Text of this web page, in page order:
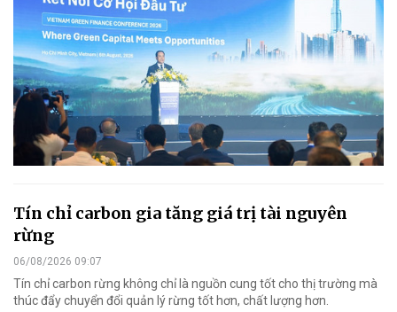
Tín chỉ carbon gia tăng giá trị tài nguyên
rừng
06/08/2026 09:07
Tín chỉ carbon rừng không chỉ là nguồn cung tốt cho thị trường mà
thúc đẩy chuyển đổi quản lý rừng tốt hơn, chất lượng hơn.